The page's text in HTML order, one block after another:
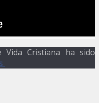
Vida Cristiana ha sido